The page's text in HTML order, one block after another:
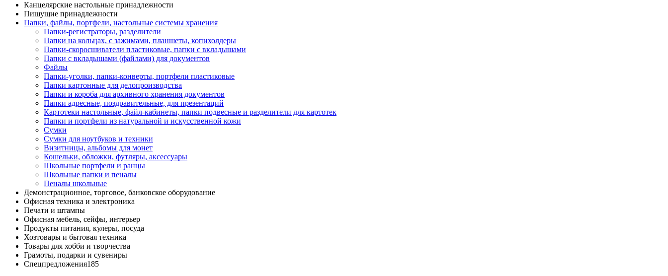
Канцелярские настольные принадлежности
Пишущие принадлежности
Папки, файлы, портфели, настольные системы хранения
Папки-регистраторы, разделители
Папки на кольцах, с зажимами, планшеты, копихолдеры
Папки-скоросшиватели пластиковые, папки с вкладышами
Папки с вкладышами (файлами) для документов
Файлы
Папки-уголки, папки-конверты, портфели пластиковые
Папки картонные для делопроизводства
Папки и короба для архивного хранения документов
Папки адресные, поздравительные, для презентаций
Картотеки настольные, файл-кабинеты, папки подвесные и разделители для картотек
Папки и портфели из натуральной и искусственной кожи
Сумки
Сумки для ноутбуков и техники
Визитницы, альбомы для монет
Кошельки, обложки, футляры, аксессуары
Школьные портфели и ранцы
Школьные папки и пеналы
Пеналы школьные
Демонстрационное, торговое, банковское оборудование
Офисная техника и электроника
Печати и штампы
Офисная мебель, сейфы, интерьер
Продукты питания, кулеры, посуда
Хозтовары и бытовая техника
Товары для хобби и творчества
Грамоты, подарки и сувениры
Спецпредложения185